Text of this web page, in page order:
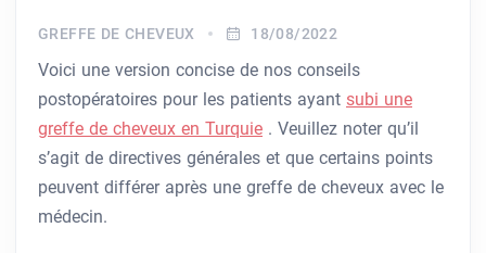
GREFFE DE CHEVEUX 18/08/2022
Voici une version concise de nos conseils
postopératoires pour les patients ayant subi une
greffe de cheveux en Turquie . Veuillez noter qu’il
s’agit de directives générales et que certains points
peuvent différer après une greffe de cheveux avec le
médecin.